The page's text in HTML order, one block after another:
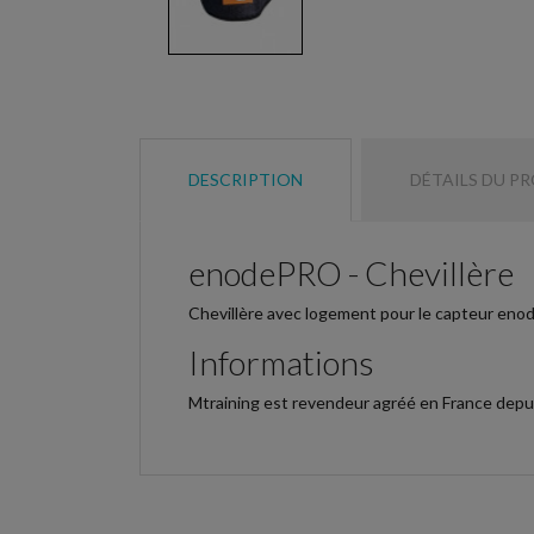
DESCRIPTION DÉTAILS DU
enodePRO - Chevillère
Chevillère avec logement pour le capteur
Informations
Mtraining est revendeur agréé en France